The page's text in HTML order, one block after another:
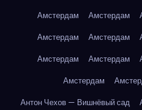
Амстердам
Амстердам
Амстердам
Амстердам
Амстердам
Амстердам
Амстердам
Антон Чехов — Вишнёвый сад